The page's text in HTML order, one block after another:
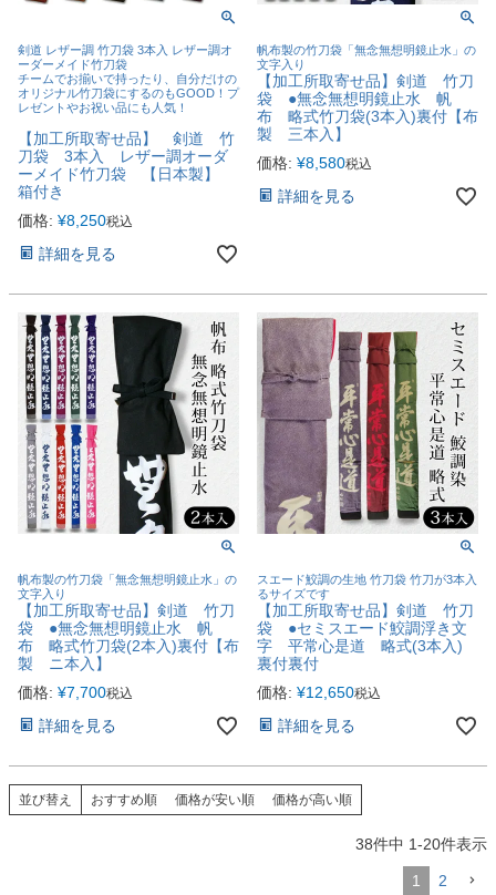
剣道 レザー調 竹刀袋 3本入 レザー調オ
ーダーメイド竹刀袋
チームでお揃いで持ったり、自分だけの
オリジナル竹刀袋にするのもGOOD！プ
レゼントやお祝い品にも人気！
【加工所取寄せ品】 剣道 竹
刀袋 3本入 レザー調オーダ
ーメイド竹刀袋 【日本製】
箱付き
価格: ¥8,250税込
詳細を見る
帆布製の竹刀袋「無念無想明鏡止水」の
文字入り
【加工所取寄せ品】剣道 竹刀
袋 ●無念無想明鏡止水 帆
布 略式竹刀袋(3本入)裏付【布
製 三本入】
価格: ¥8,580税込
詳細を見る
帆布製の竹刀袋「無念無想明鏡止水」の
文字入り
【加工所取寄せ品】剣道 竹刀
袋 ●無念無想明鏡止水 帆
布 略式竹刀袋(2本入)裏付【布
製 ニ本入】
価格: ¥7,700税込
詳細を見る
スエード鮫調の生地 竹刀袋 竹刀が3本入
るサイズです
【加工所取寄せ品】剣道 竹刀
袋 ●セミスエード鮫調浮き文
字 平常心是道 略式(3本入)
裏付裏付
価格: ¥12,650税込
詳細を見る
並び替え おすすめ順 価格が安い順 価格が高い順
38件中 1-20件表示
1 2